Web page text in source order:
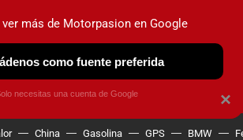
ELÉCTRICOS OBSERVATORIO
China Gasolina GPS BMW
×
ver más de Motorpasion en Google
como fuente preferida
necesitas una cuenta de Google